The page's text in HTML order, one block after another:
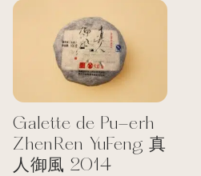
Galette de Pu-erh
ZhenRen YuFeng 真
人御風 2014